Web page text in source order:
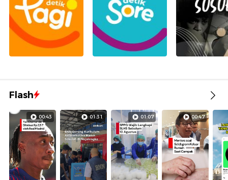
Flash
00:43 01:31 01:07 00:47